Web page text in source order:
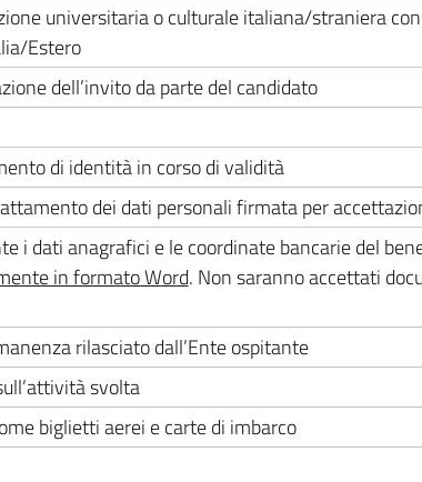
universitaria o culturale italiana/straniera
Estero
dell’invito da parte del candidato
di identità in corso di validità
dei dati personali firmata per
i dati anagrafici e le coordinate bancarie del
in formato Word. Non saranno accettati
rilasciato dall’Ente ospitante
svolta
biglietti aerei e carte di imbarco